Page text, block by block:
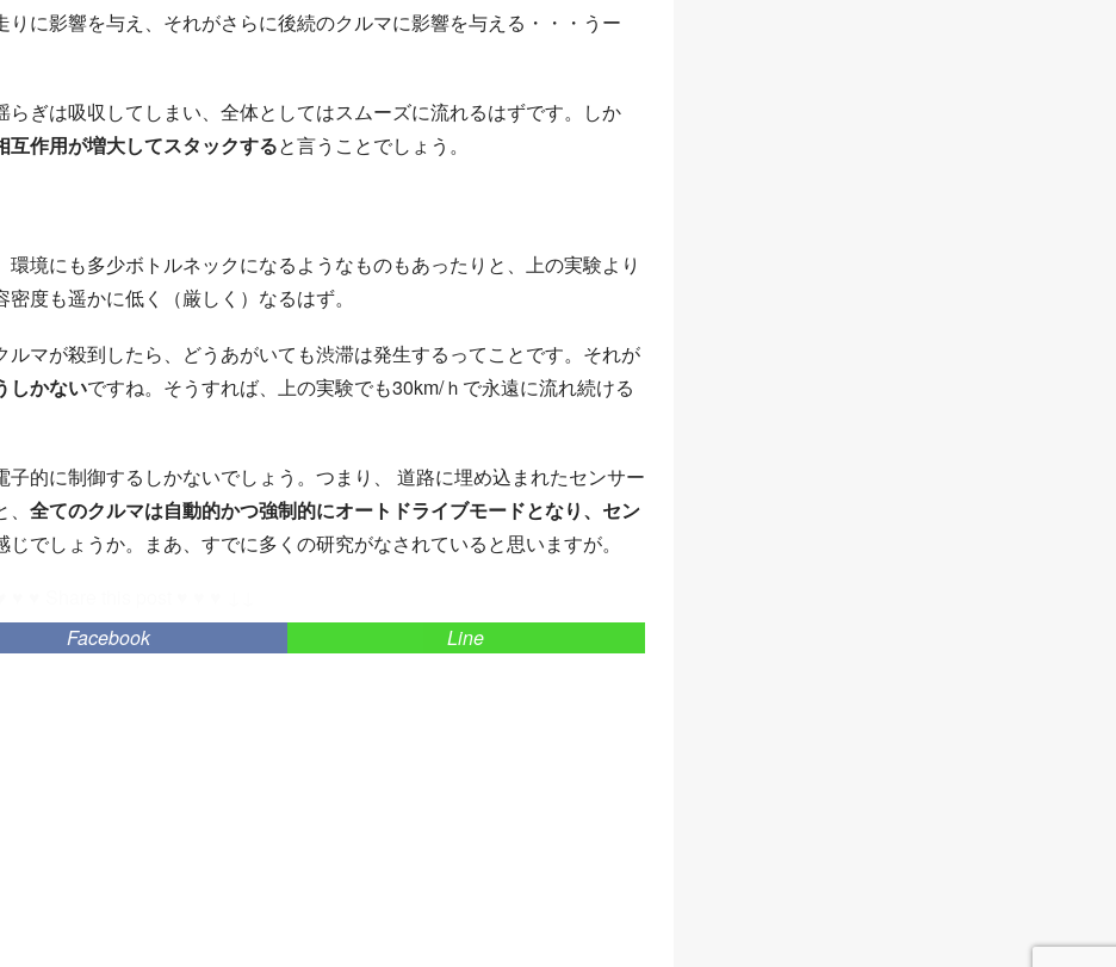
に影響を与え、それがさらに後続のクルマに影響を与える・・・うー
ぎは吸収してしまい、全体としてはスムーズに流れるはずです。しか
作用が増大してスタックすると言うことでしょう。
境にも多少ボトルネックになるようなものもあったりと、上の実験より
度も遥かに低く（厳しく）なるはず。
マが殺到したら、どうあがいても渋滞は発生するってことです。それが
しかないですね。そうすれば、上の実験でも30km/ｈで永遠に流れ続ける
的に制御するしかないでしょう。つまり、 道路に埋め込まれたセンサー
全てのクルマは自動的かつ強制的にオートドライブモードとなり、セン
じでしょうか。まあ、すでに多くの研究がなされていると思いますが。
Facebook Line